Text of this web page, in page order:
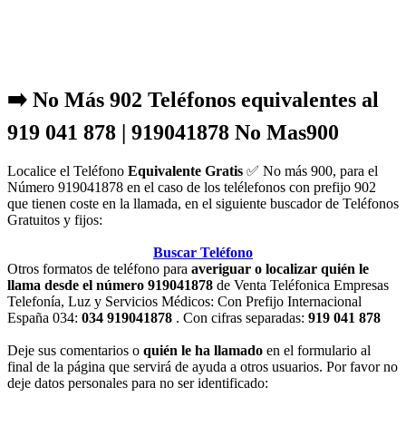
➡️ No Más 902 Teléfonos equivalentes al
919 041 878 | 919041878 No Mas900
Localice el Teléfono Equivalente Gratis ✅ No más 900, para el
Número 919041878 en el caso de los telélefonos con prefijo 902
que tienen coste en la llamada, en el siguiente buscador de Teléfonos
Gratuitos y fijos:
Buscar Teléfono
Otros formatos de teléfono para averiguar o localizar quién le
llama desde el número 919041878 de Venta Teléfonica Empresas
Telefonía, Luz y Servicios Médicos: Con Prefijo Internacional
España 034: 034 919041878 . Con cifras separadas: 919 041 878
Deje sus comentarios o quién le ha llamado en el formulario al
final de la página que servirá de ayuda a otros usuarios. Por favor no
deje datos personales para no ser identificado: